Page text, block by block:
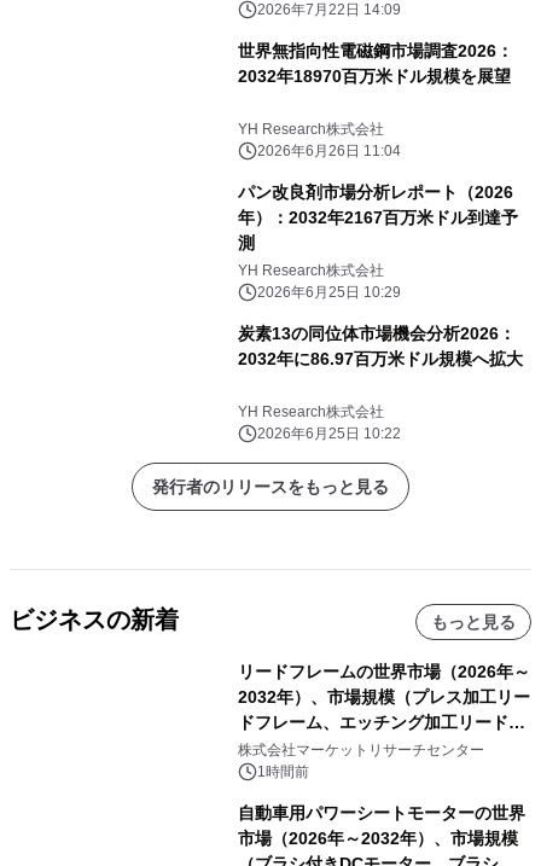
2026年7月22日 14:09
世界無指向性電磁鋼市場調査2026：
2032年18970百万米ドル規模を展望
YH Research株式会社
2026年6月26日 11:04
パン改良剤市場分析レポート（2026
年）：2032年2167百万米ドル到達予
測
YH Research株式会社
2026年6月25日 10:29
炭素13の同位体市場機会分析2026：
2032年に86.97百万米ドル規模へ拡大
YH Research株式会社
2026年6月25日 10:22
発行者のリリースをもっと見る
ビジネスの新着 もっと見る
リードフレームの世界市場（2026年～
2032年）、市場規模（プレス加工リー
ドフレーム、エッチング加工リードフ
レーム）・分析レポートを発表
株式会社マーケットリサーチセンター
1時間前
自動車用パワーシートモーターの世界
市場（2026年～2032年）、市場規模